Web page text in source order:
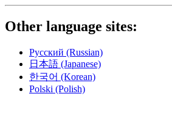
Other language sites:
Русский (Russian)
日本語 (Japanese)
한국어 (Korean)
Polski (Polish)